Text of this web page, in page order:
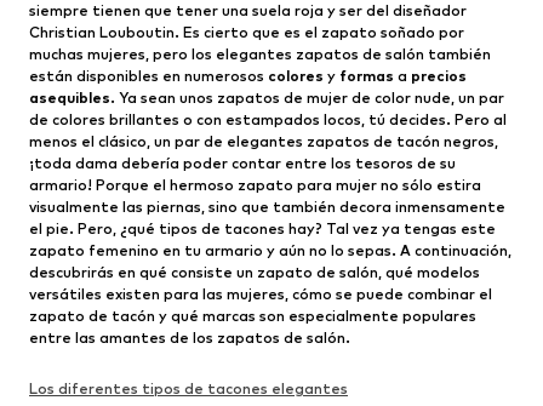
siempre tienen que tener una suela roja y ser del diseñador
Christian Louboutin. Es cierto que es el zapato soñado por
muchas mujeres, pero los elegantes zapatos de salón también
están disponibles en numerosos colores y formas a precios
asequibles. Ya sean unos zapatos de mujer de color nude, un par
de colores brillantes o con estampados locos, tú decides. Pero al
menos el clásico, un par de elegantes zapatos de tacón negros,
¡toda dama debería poder contar entre los tesoros de su
armario! Porque el hermoso zapato para mujer no sólo estira
visualmente las piernas, sino que también decora inmensamente
el pie. Pero, ¿qué tipos de tacones hay? Tal vez ya tengas este
zapato femenino en tu armario y aún no lo sepas. A continuación,
descubrirás en qué consiste un zapato de salón, qué modelos
versátiles existen para las mujeres, cómo se puede combinar el
zapato de tacón y qué marcas son especialmente populares
entre las amantes de los zapatos de salón.
Los diferentes tipos de tacones elegantes